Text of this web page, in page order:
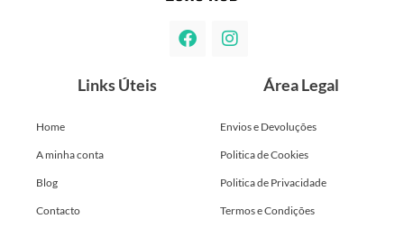
Links Úteis
Home
A minha conta
Blog
Contacto
Área Legal
Envios e Devoluções
Politica de Cookies
Politica de Privacidade
Termos e Condições